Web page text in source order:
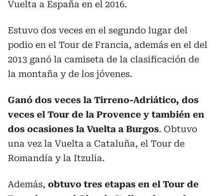
Vuelta a España en el 2016.
Estuvo dos veces en el segundo lugar del
podio en el Tour de Francia, además en el del
2013 ganó la camiseta de la clasificación de
la montaña y de los jóvenes.
Ganó dos veces la Tirreno-Adriático, dos
veces el Tour de la Provence y también en
dos ocasiones la Vuelta a Burgos. Obtuvo
una vez la Vuelta a Cataluña, el Tour de
Romandía y la Itzulia.
Además, obtuvo tres etapas en el Tour de